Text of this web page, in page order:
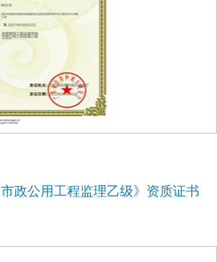
政公用工程监理乙级》资质证书